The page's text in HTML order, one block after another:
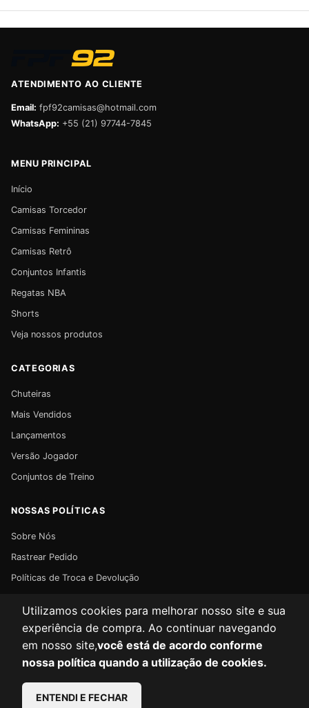
ATENDIMENTO AO CLIENTE
Email: fpf92camisas@hotmail.com
WhatsApp: +55 (21) 97744-7845
MENU PRINCIPAL
Início
Camisas Torcedor
Camisas Femininas
Camisas Retrô
Conjuntos Infantis
Regatas NBA
Shorts
Veja nossos produtos
CATEGORIAS
Chuteiras
Mais Vendidos
Lançamentos
Versão Jogador
Conjuntos de Treino
NOSSAS POLÍTICAS
Sobre Nós
Rastrear Pedido
Políticas de Troca e Devolução
Políticas de Frete
Utilizamos cookies para melhorar nosso site e sua
experiência de compra. Ao continuar navegando
em nosso site,você está de acordo conforme
nossa política quando a utilização de cookies.
ENTENDI E FECHAR